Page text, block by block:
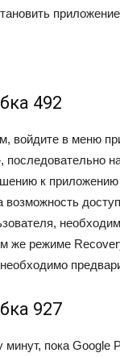
492
войдите в меню
последовательно
к
возможность
же режиме
927
минут, пока